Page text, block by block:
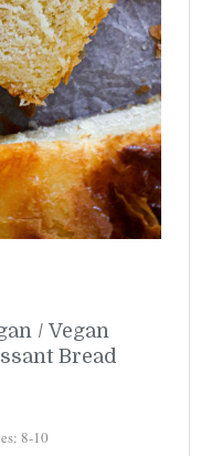
/ Vegan
Bread
8-10